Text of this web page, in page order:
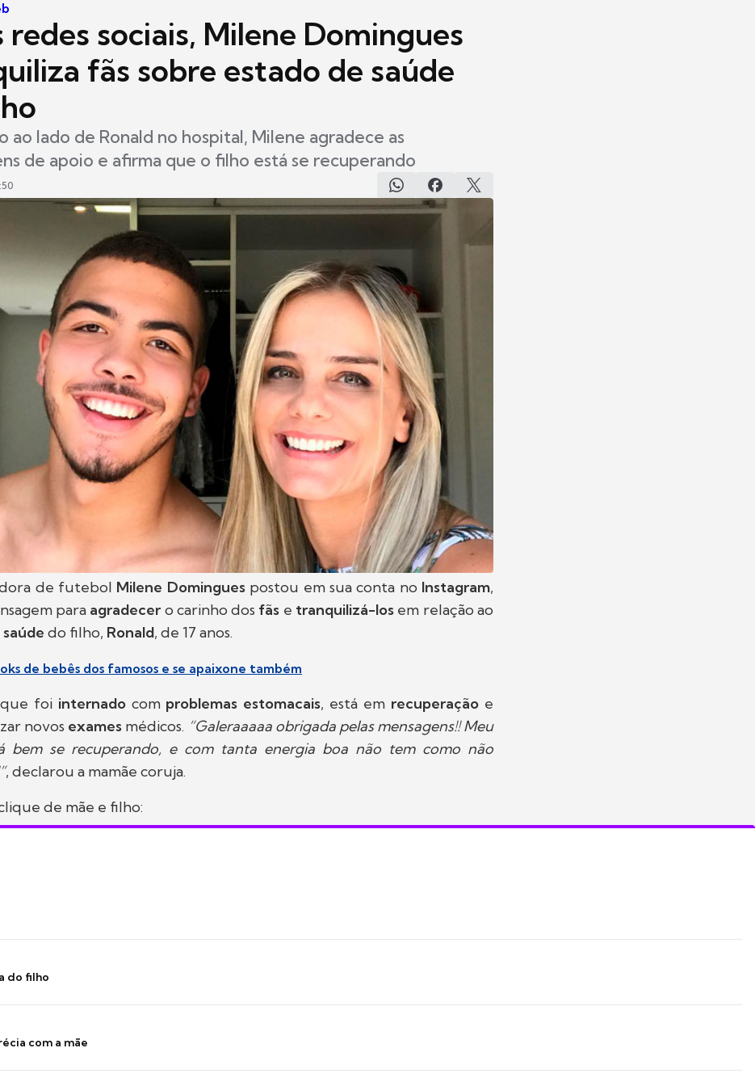
redes sociais, Milene Domingues
fãs sobre estado de saúde
ao lado de Ronald no hospital, Milene agradece as
de apoio e afirma que o filho está se recuperando
de futebol Milene Dominguespostou em sua conta no Instagram,
para agradecer o carinho dos fãs e tranquilizá-los em relação ao
saúde do filho, Ronald, de 17 anos.
de bebês dos famosos e se apaixone também
foiinternadocom problemas estomacais, está em recuperação e
novos exames médicos. “Galeraaaaa obrigada pelas mensagens!! Meu
bem se recuperando, e com tanta energia boa não tem como não
, declarou a mamãe coruja.
de mãe e filho:
do filho
com a mãe